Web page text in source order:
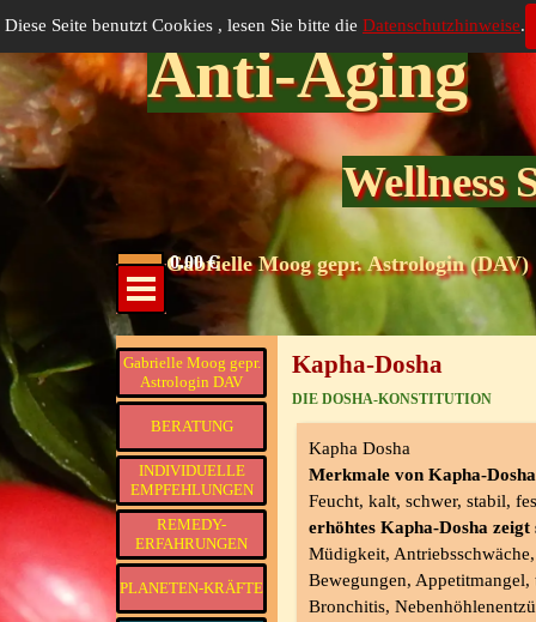
Diese Seite benutzt Cookies , lesen Sie bitte die Datenschutzhinweise.
Gabrielle Moog gepr. Astrologin (DAV)
Menü überspringen
0.00 €
Menü überspringen
Anti-Aging
Wellness
Menü überspringen
Gabrielle Moog gepr.
Astrologin DAV
BERATUNG
INDIVIDUELLE
EMPFEHLUNGEN
▼
REMEDY-
ERFAHRUNGEN
▼
PLANETEN-KRÄFTE ▼
Kapha-Dosha
DIE DOSHA-KONSTITUTION
Kapha Dosha
Merkmale von Kapha-Dosha
Feucht, kalt, schwer, stabil,
erhöhtes Kapha-Dosha zeigt
Müdigkeit,
Bewegungen,
Bronchitis,